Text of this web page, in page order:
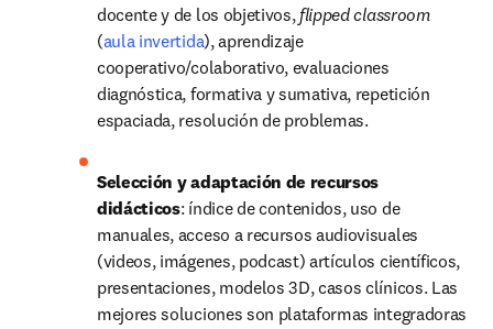
docente y de los objetivos,
flipped classroom
(aula invertida), aprendizaje
cooperativo/colaborativo, evaluaciones
diagnóstica, formativa y sumativa, repetición
espaciada, resolución de problemas.
Selección y adaptación de recursos
didácticos: índice de contenidos, uso de
manuales, acceso a recursos audiovisuales
(videos, imágenes, podcast) artículos científicos,
presentaciones, modelos 3D, casos clínicos. Las
mejores soluciones son plataformas integradoras